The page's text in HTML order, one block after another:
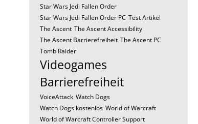
Star Wars Jedi Fallen Order
Star Wars Jedi Fallen Order PC Test Artikel
The Ascent The Ascent Accessibility
The Ascent Barrierefreiheit The Ascent PC
Tomb Raider
Videogames
Barrierefreiheit
VoiceAttack Watch Dogs
Watch Dogs kostenlos World of Warcraft
World of Warcraft Controller Support